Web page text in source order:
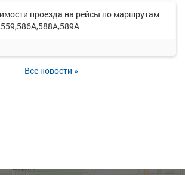
проезда на рейсы по маршрутам
Все новости »